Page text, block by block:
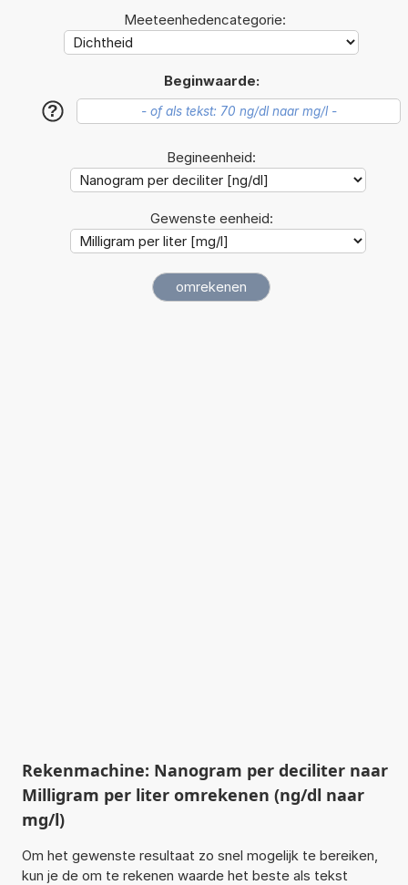
Meeteenhedencategorie:
Beginwaarde:
?
Begineenheid:
Gewenste eenheid:
Rekenmachine: Nanogram per deciliter naar
Milligram per liter omrekenen (ng/dl naar
mg/l)
Om het gewenste resultaat zo snel mogelijk te bereiken,
kun je de om te rekenen waarde het beste als tekst